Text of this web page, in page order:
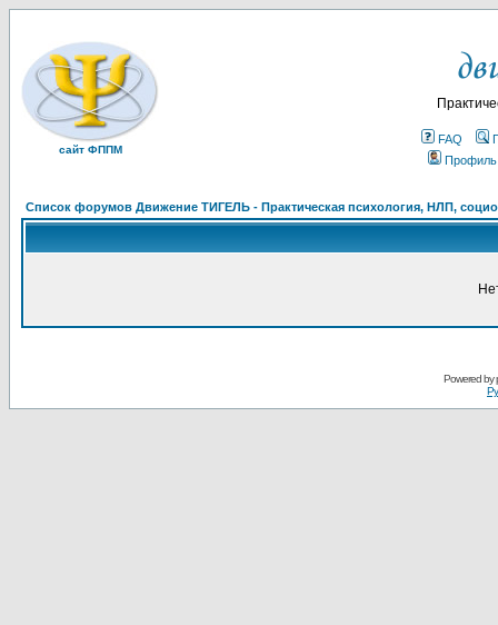
сайт ФППМ
FAQ
Профиль
Список форумов Движение ТИГЕЛЬ - Практическая психология, НЛП,
Powered by